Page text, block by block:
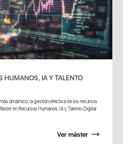
HUMANOS, IA Y TALENTO
dinámico, la gestión efectiva de los recursos
en Recursos Humanos, IA y Talento Digital
Ver máster